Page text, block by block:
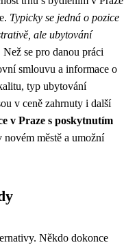
Typicky se jedná o pozice
ale ubytování
Než se pro danou práci
smlouvu a informace o
typ ubytování
v ceně zahrnuty i další
v Praze s poskytnutím
novém městě a umožní
Někdo dokonce